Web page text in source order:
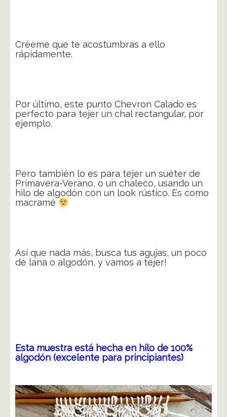
Créeme que te acostumbras a ello
rápidamente.
Por último, este punto Chevron Calado es
perfecto para tejer un chal rectangular, por
ejemplo.
Pero también lo es para tejer un suéter de
Primavera-Verano, o un chaleco, usando un
hilo de algodón con un look rústico. Es como
macramé
Así que nada más, busca tus agujas, un poco
de lana o algodón, y vamos a tejer!
Esta muestra está hecha en hilo de 100%
algodón (excelente para principiantes)